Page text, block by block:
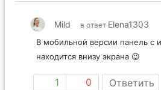
Mild в ответ Elena1303
В мобильной версии панель с
находится внизу экрана 😉
1 0 Ответить